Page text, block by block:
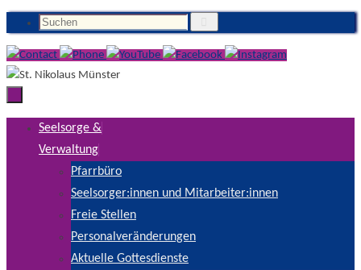
springen
Suchen
Seelsorge &
Verwaltung
Pfarrbüro
Seelsorger:innen und Mitarbeiter:innen
Freie Stellen
Personalveränderungen
Aktuelle Gottesdienste